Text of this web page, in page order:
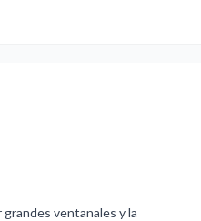
ventanales y la